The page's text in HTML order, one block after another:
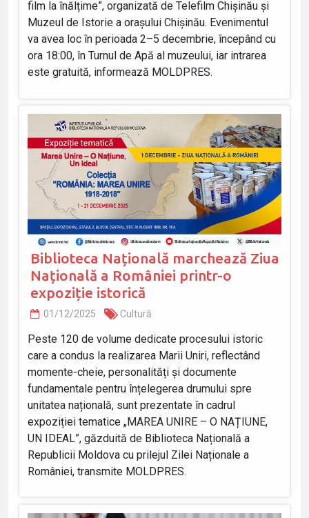
film la înălțime”, organizată de Telefilm Chișinău și
Muzeul de Istorie a orașului Chișinău. Evenimentul
va avea loc în perioada 2–5 decembrie, începând cu
ora 18:00, în Turnul de Apă al muzeului, iar intrarea
este gratuită, informează MOLDPRES.
Biblioteca Națională marchează Ziua
Națională a României printr-o
expoziție istorică
01/12/2025 Cultură
Peste 120 de volume dedicate procesului istoric
care a condus la realizarea Marii Uniri, reflectând
momente-cheie, personalități și documente
fundamentale pentru înțelegerea drumului spre
unitatea națională, sunt prezentate în cadrul
expoziției tematice „MAREA UNIRE – O NAȚIUNE,
UN IDEAL”, găzduită de Biblioteca Națională a
Republicii Moldova cu prilejul Zilei Naționale a
României, transmite MOLDPRES.